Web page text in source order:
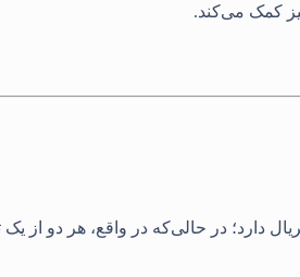
کمک می‌کند.
دارد؛ در حالی‌که در واقع، هر دو از